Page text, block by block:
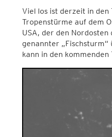
Viel los ist derzeit in
Tropenstürme auf dem
USA, der den Nordosten
genannter
kann in den